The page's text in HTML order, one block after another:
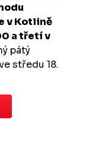
v Kotlině
a třetí v
pátý
středu 18.